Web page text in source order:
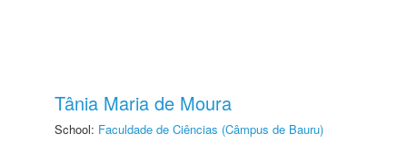
Tânia Maria de Moura
School: Faculdade de Ciências (Câmpus de Bauru)